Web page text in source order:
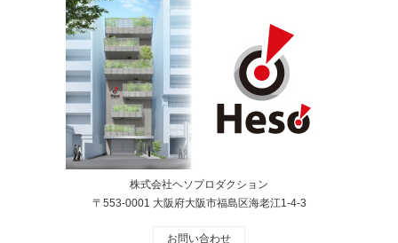
株式会社ヘソプロダクション
〒553-0001 大阪府大阪市福島区海老江1-4-3
お問い合わせ